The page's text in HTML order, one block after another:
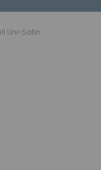
Uni-Satin